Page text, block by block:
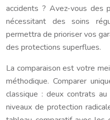
accidents ? Avez-vous des
nécessitant des soins
permettra de prioriser vos
des protections superflues.
La comparaison est votre
méthodique. Comparer
classique : deux contrats
niveaux de protection